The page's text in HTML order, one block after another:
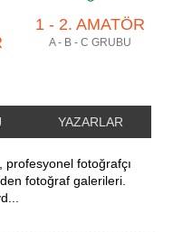
1 - 2. AMATÖR
A - B - C GRUBU
YAZARLAR
profesyonel fotoğrafçı
fotoğraf galerileri.